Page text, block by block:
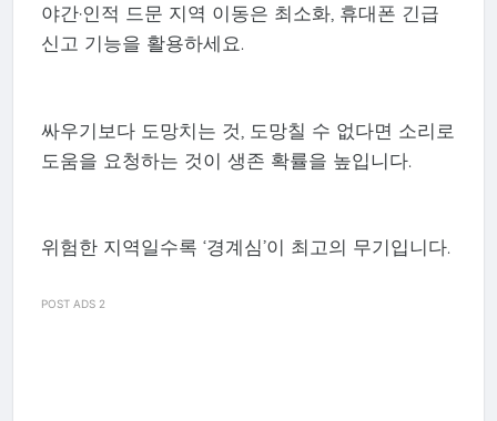
야간·인적 드문 지역 이동은 최소화, 휴대폰 긴급
신고 기능을 활용하세요.
싸우기보다 도망치는 것, 도망칠 수 없다면 소리로
도움을 요청하는 것이 생존 확률을 높입니다.
위험한 지역일수록 ‘경계심’이 최고의 무기입니다.
POST ADS 2